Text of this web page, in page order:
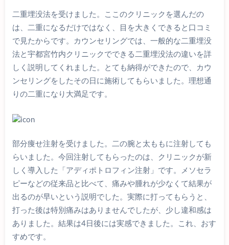
二重埋没法を受けました。ここのクリニックを選んだの
は、二重になるだけではなく、目を大きくできると口コミ
で見たからです。カウンセリングでは、一般的な二重埋没
法と宇都宮竹内クリニックでできる二重埋没法の違いを詳
しく説明してくれました。とても納得ができたので、カウ
ンセリングをしたその日に施術してもらいました。理想通
りの二重になり大満足です。
部分痩せ注射を受けました。二の腕と太ももに注射しても
らいました。今回注射してもらったのは、クリニックが新
しく導入した「アディポトロフィン注射」です。メソセラ
ピーなどの従来品と比べて、痛みや腫れが少なくて結果が
出るのが早いという説明でした。実際に打ってもらうと、
打った後は特別痛みはありませんでしたが、少し違和感は
ありました。結果は4日後には実感できました。これ、おす
すめです。